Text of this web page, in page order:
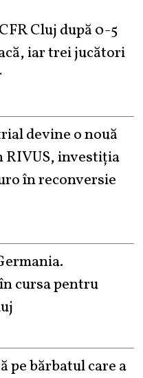
Cluj după 0-5
iar trei jucători
devine o nouă
RIVUS, investiția
în reconversie
cursa pentru
pe bărbatul care a